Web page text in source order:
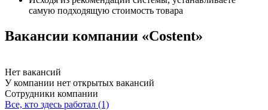
самую подходящую стоимость товара
Вакансии компании «Costent»
Нет вакансий
У компании нет открытых вакансий
Сотрудники компании
Все, кто здесь работал (1)